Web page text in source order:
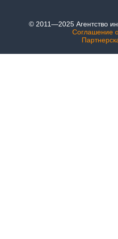
© 2011—2025 Агентство
Соглашение